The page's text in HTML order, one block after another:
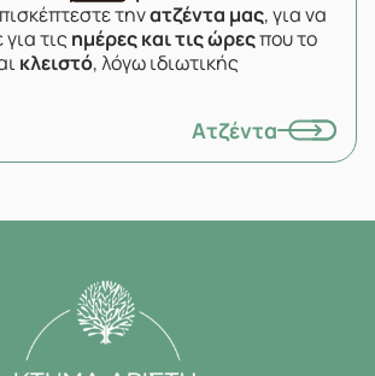
τηνατζέντα μας, για να
τιςημέρες και τις ώρεςπου το
κλειστό, λόγω ιδιωτικής
Ατζέντα